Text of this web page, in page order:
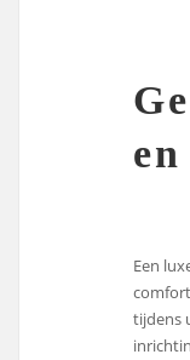
Een
tijdens